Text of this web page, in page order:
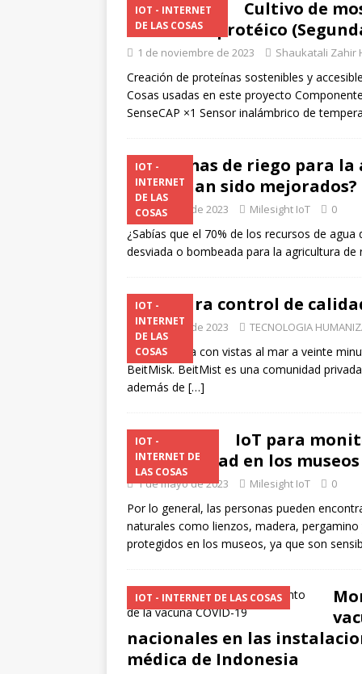
IOT - INTERNET
DE LAS COSAS
Cultivo de
contenido protéico
1 de noviembre de 2023 Shaukatali Zahir
Creación de proteínas sostenibles y
Cosas usadas en este proyecto
SenseCAP ×1 Sensor inalámbrico de
IOT -
INTERNET
DE LAS
COSAS
Sistemas de riego para
¿cómo han sido mejorados?
1 de mayo de 2023 Milesight IoT 0
¿Sabías que el 70% de los recursos de
desviada o bombeada para la agricultura de
IOT -
INTERNET
DE LAS
COSAS
IoT para control de
1 de mayo de 2023 TECNOLOGIA
En una colina con vistas al mar a veinte
BeitMisk. BeitMist es una comunidad
además de […]
IOT -
INTERNET DE
LAS COSAS
IoT para
y la humedad en los museos
1 de mayo de 2023 Milesight IoT 0
Por lo general, las personas pueden
naturales como lienzos, madera,
protegidos en los museos, ya que son
IOT - INTERNET DE LAS COSAS
nacionales en las
médica de Indonesia